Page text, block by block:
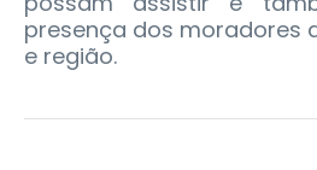
presença dos moradores
e região.